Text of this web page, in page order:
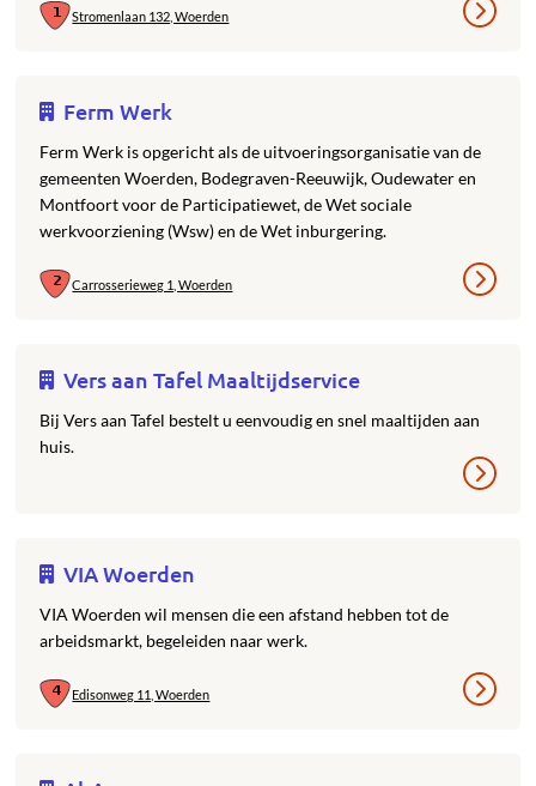
Stromenlaan 132, Woerden
Ferm Werk
Ferm Werk is opgericht als de uitvoeringsorganisatie van de
gemeenten Woerden, Bodegraven-Reeuwijk, Oudewater en
Montfoort voor de Participatiewet, de Wet sociale
werkvoorziening (Wsw) en de Wet inburgering.
Carrosserieweg 1, Woerden
Vers aan Tafel Maaltijdservice
Bij Vers aan Tafel bestelt u eenvoudig en snel maaltijden aan
huis.
VIA Woerden
VIA Woerden wil mensen die een afstand hebben tot de
arbeidsmarkt, begeleiden naar werk.
Edisonweg 11, Woerden